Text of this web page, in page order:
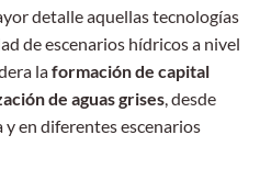
detalle aquellas tecnologías
de escenarios hídricos a nivel
laformación de capital
de aguas grises , desde
en diferentes escenarios